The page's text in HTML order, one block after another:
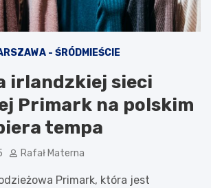
- ŚRÓDMIEŚCIE
irlandzkiej sieci
Primark na polskim
tempa
Rafał Materna
Primark, która jest